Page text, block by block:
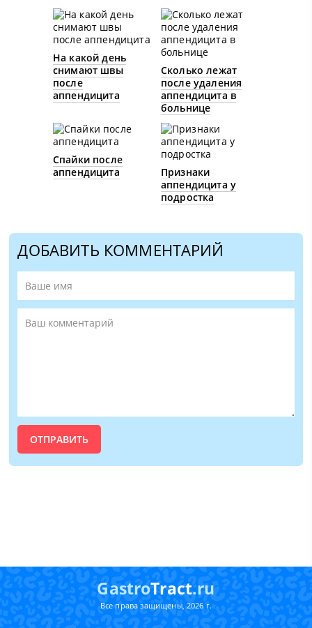
На какой день
снимают швы
после
аппендицита
Сколько лежат
после удаления
аппендицита в
больнице
Спайки после
аппендицита
Признаки
аппендицита у
подростка
ДОБАВИТЬ КОММЕНТАРИЙ
GastroTract.ru
Все права защищены, 2026 г.